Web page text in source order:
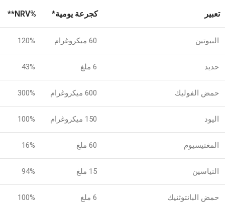
تعبير كجرعة يومية* %NRV**
البيوتين 60 ميكروغرام 120%
حديد 6 ملغ 43%
حمض الفوليك 600 ميكروغرام 300%
اليود 150 ميكروغرام 100%
المغنيسيوم 60 ملغ 16%
النياسين 15 ملغ 94%
حمض البانتوثنيك 6 ملغ 100%